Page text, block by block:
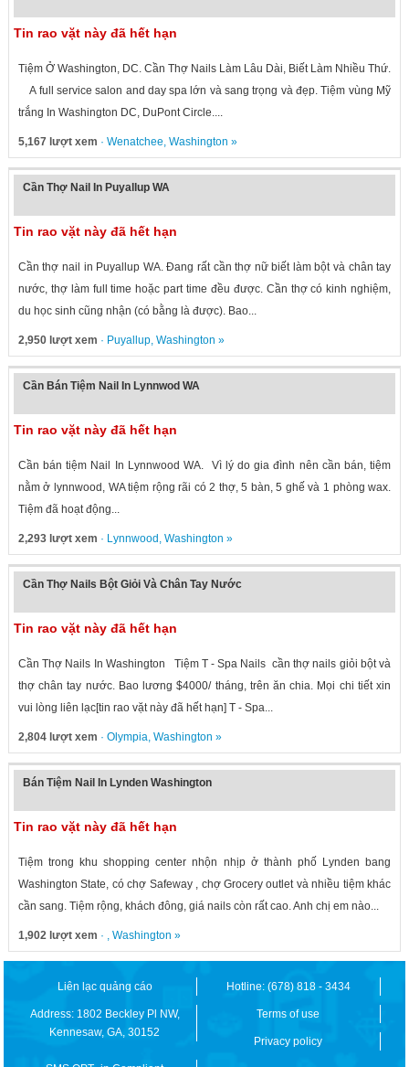
Tin rao vặt này đã hết hạn
Tiệm Ở Washington, DC. Cần Thợ Nails Làm Lâu Dài, Biết Làm Nhiều Thứ.
A full service salon and day spa lớn và sang trọng và đẹp. Tiệm vùng Mỹ
trắng In Washington DC, DuPont Circle....
5,167 lượt xem · Wenatchee, Washington »
Cần Thợ Nail In Puyallup WA
Tin rao vặt này đã hết hạn
Cần thợ nail in Puyallup WA. Đang rất cần thợ nữ biết làm bột và chân tay
nước, thợ làm full time hoặc part time đều được. Cần thợ có kinh nghiệm,
du học sinh cũng nhận (có bằng là được). Bao...
2,950 lượt xem · Puyallup, Washington »
Cần Bán Tiệm Nail In Lynnwod WA
Tin rao vặt này đã hết hạn
Cần bán tiệm Nail In Lynnwood WA. Vì lý do gia đình nên cần bán, tiệm
nằm ở lynnwood, WA tiệm rộng rãi có 2 thợ, 5 bàn, 5 ghế và 1 phòng wax.
Tiệm đã hoạt động...
2,293 lượt xem · Lynnwood , Washington »
Cần Thợ Nails Bột Giỏi Và Chân Tay Nước
Tin rao vặt này đã hết hạn
Cần Thợ Nails In Washington Tiệm T - Spa Nails cần thợ nails giỏi bột và
thợ chân tay nước. Bao lương $4000/ tháng, trên ăn chia. Mọi chi tiết xin
vui lòng liên lạc[tin rao vặt này đã hết hạn] T - Spa...
2,804 lượt xem · Olympia, Washington »
Bán Tiệm Nail In Lynden Washington
Tin rao vặt này đã hết hạn
Tiệm trong khu shopping center nhộn nhịp ở thành phố Lynden bang
Washington State, có chợ Safeway , chợ Grocery outlet và nhiều tiệm khác
cần sang. Tiệm rộng, khách đông, giá nails còn rất cao. Anh chị em nào...
1,902 lượt xem · , Washington »
Liên lạc quảng cáo Hotline: (678) 818 - 3434
Address: 1802 Beckley Pl NW,
Kennesaw, GA, 30152
Terms of use
Privacy policy